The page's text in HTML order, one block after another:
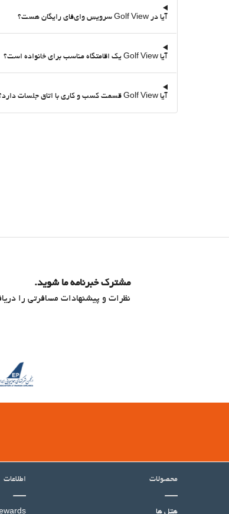
آیا در Golf View سرویس وای‌فای رایگان هست؟
آیا Golf View یک اقامتگاه مناسب برای خانواده است؟
آیا Golf View قسمت کسب و کاری با اتاق جلسات دارد؟
مشترک خبرنامه ما شوید.
نظرات و پیشنهادات مسافرتی را
محصولات اطلاعات